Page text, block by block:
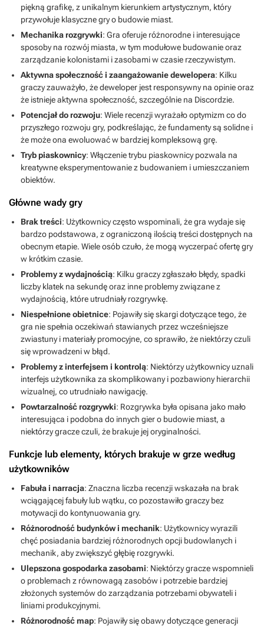
piękną grafikę, z unikalnym kierunkiem artystycznym, który
przywołuje klasyczne gry o budowie miast.
Mechanika rozgrywki: Gra oferuje różnorodne i interesujące
sposoby na rozwój miasta, w tym modułowe budowanie oraz
zarządzanie kolonistami i zasobami w czasie rzeczywistym.
Aktywna społeczność i zaangażowanie dewelopera: Kilku
graczy zauważyło, że deweloper jest responsywny na opinie oraz
że istnieje aktywna społeczność, szczególnie na Discordzie.
Potencjał do rozwoju: Wiele recenzji wyrażało optymizm co do
przyszłego rozwoju gry, podkreślając, że fundamenty są solidne i
że może ona ewoluować w bardziej kompleksową grę.
Tryb piaskownicy: Włączenie trybu piaskownicy pozwala na
kreatywne eksperymentowanie z budowaniem i umieszczaniem
obiektów.
Główne wady gry
Brak treści: Użytkownicy często wspominali, że gra wydaje się
bardzo podstawowa, z ograniczoną ilością treści dostępnych na
obecnym etapie. Wiele osób czuło, że mogą wyczerpać ofertę gry
w krótkim czasie.
Problemy z wydajnością: Kilku graczy zgłaszało błędy, spadki
liczby klatek na sekundę oraz inne problemy związane z
wydajnością, które utrudniały rozgrywkę.
Niespełnione obietnice: Pojawiły się skargi dotyczące tego, że
gra nie spełnia oczekiwań stawianych przez wcześniejsze
zwiastuny i materiały promocyjne, co sprawiło, że niektórzy czuli
się wprowadzeni w błąd.
Problemy z interfejsem i kontrolą: Niektórzy użytkownicy uznali
interfejs użytkownika za skomplikowany i pozbawiony hierarchii
wizualnej, co utrudniało nawigację.
Powtarzalność rozgrywki: Rozgrywka była opisana jako mało
interesująca i podobna do innych gier o budowie miast, a
niektórzy gracze czuli, że brakuje jej oryginalności.
Funkcje lub elementy, których brakuje w grze według
użytkowników
Fabuła i narracja: Znaczna liczba recenzji wskazała na brak
wciągającej fabuły lub wątku, co pozostawiło graczy bez
motywacji do kontynuowania gry.
Różnorodność budynków i mechanik: Użytkownicy wyrazili
chęć posiadania bardziej różnorodnych opcji budowlanych i
mechanik, aby zwiększyć głębię rozgrywki.
Ulepszona gospodarka zasobami: Niektórzy gracze wspomnieli
o problemach z równowagą zasobów i potrzebie bardziej
złożonych systemów do zarządzania potrzebami obywateli i
liniami produkcyjnymi.
Różnorodność map: Pojawiły się obawy dotyczące generacji